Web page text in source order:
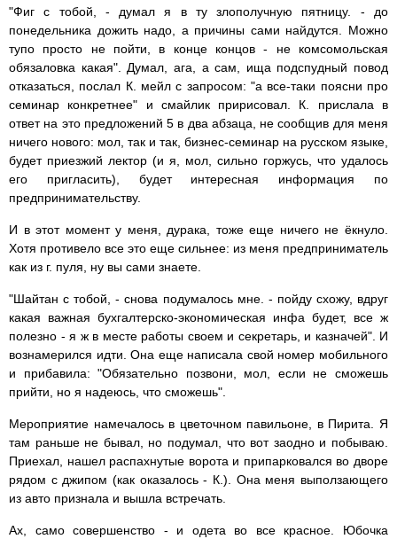
"Фиг с тобой, - думал я в ту злополучную пятницу. - до
понедельника дожить надо, а причины сами найдутся. Можно
тупо просто не пойти, в конце концов - не комсомольская
обязаловка какая". Думал, ага, а сам, ища подспудный повод
отказаться, послал К. мейл с запросом: "а все-таки поясни про
семинар конкретнее" и смайлик пририсовал. К. прислала в
ответ на это предложений 5 в два абзаца, не сообщив для меня
ничего нового: мол, так и так, бизнес-семинар на русском языке,
будет приезжий лектор (и я, мол, сильно горжусь, что удалось
его пригласить), будет интересная информация по
предпринимательству.
И в этот момент у меня, дурака, тоже еще ничего не ёкнуло.
Хотя противело все это еще сильнее: из меня предприниматель
как из г. пуля, ну вы сами знаете.
"Шайтан с тобой, - снова подумалось мне. - пойду схожу, вдруг
какая важная бухгалтерско-экономическая инфа будет, все ж
полезно - я ж в месте работы своем и секретарь, и казначей". И
вознамерился идти. Она еще написала свой номер мобильного
и прибавила: "Обязательно позвони, мол, если не сможешь
прийти, но я надеюсь, что сможешь".
Мероприятие намечалось в цветочном павильоне, в Пирита. Я
там раньше не бывал, но подумал, что вот заодно и побываю.
Приехал, нашел распахнутые ворота и припарковался во дворе
рядом с джипом (как оказалось - К.). Она меня выползающего
из авто признала и вышла встречать.
Ах, само совершенство - и одета во все красное. Юбочка